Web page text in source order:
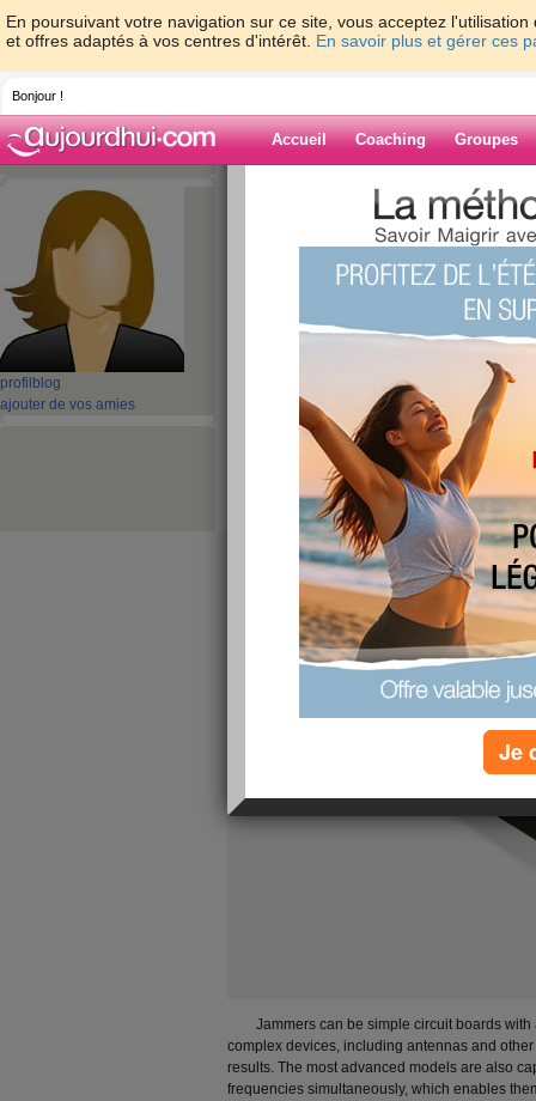
En poursuivant votre navigation sur ce site, vous acceptez
et offres adaptés à vos centres d'intérêt. En savoir plus et gérer ces
Bonjour !
Accueil Coaching Groupes
profil blog
ajouter de vos amies
> perfectjammmer
>
Blog de
Turn on the
it to power for it
publié le 25/08/2022 à 03:35
Jammers can be simple circuit boards with
complex devices, including antennas and
results. The most advanced models are also
frequencies simultaneously, which enables
Je